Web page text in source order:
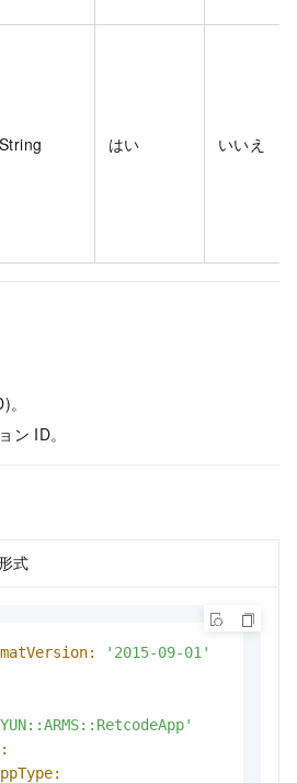
String はい いいえ
ン ID。
式
'2015-09-01'